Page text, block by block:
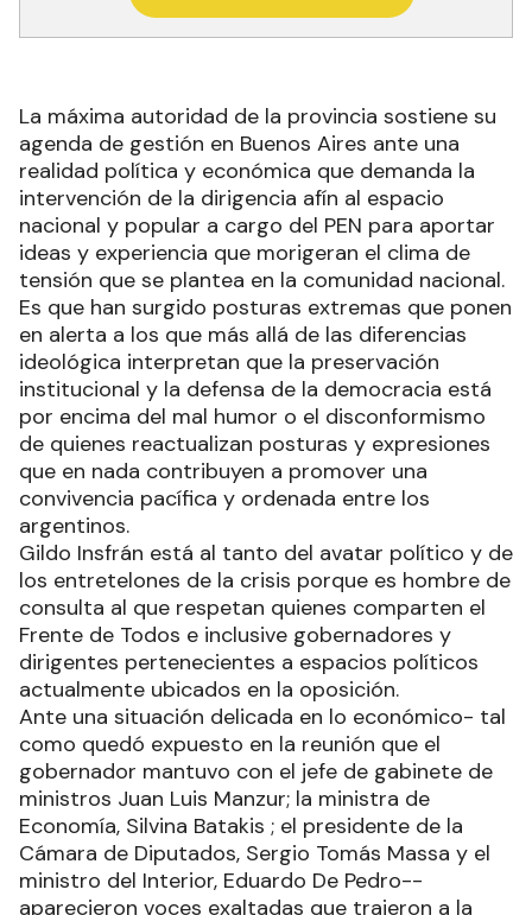
La máxima autoridad de la provincia sostiene su
agenda de gestión en Buenos Aires ante una
realidad política y económica que demanda la
intervención de la dirigencia afín al espacio
nacional y popular a cargo del PEN para aportar
ideas y experiencia que morigeran el clima de
tensión que se plantea en la comunidad nacional.
Es que han surgido posturas extremas que ponen
en alerta a los que más allá de las diferencias
ideológica interpretan que la preservación
institucional y la defensa de la democracia está
por encima del mal humor o el disconformismo
de quienes reactualizan posturas y expresiones
que en nada contribuyen a promover una
convivencia pacífica y ordenada entre los
argentinos.
Gildo Insfrán está al tanto del avatar político y de
los entretelones de la crisis porque es hombre de
consulta al que respetan quienes comparten el
Frente de Todos e inclusive gobernadores y
dirigentes pertenecientes a espacios políticos
actualmente ubicados en la oposición.
Ante una situación delicada en lo económico- tal
como quedó expuesto en la reunión que el
gobernador mantuvo con el jefe de gabinete de
ministros Juan Luis Manzur; la ministra de
Economía, Silvina Batakis ; el presidente de la
Cámara de Diputados, Sergio Tomás Massa y el
ministro del Interior, Eduardo De Pedro--
aparecieron voces exaltadas que trajeron a la